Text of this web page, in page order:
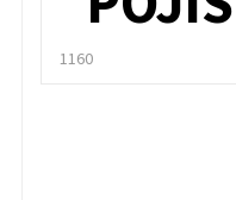
1160